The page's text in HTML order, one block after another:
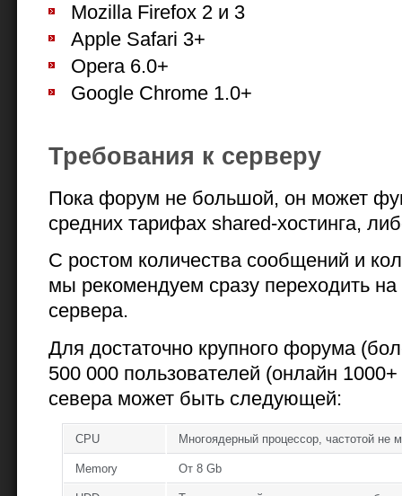
Mozilla Firefox 2 и 3
Apple Safari 3+
Opera 6.0+
Google Chrome 1.0+
Требования к серверу
Пока форум не большой, он может
средних тарифах shared-хостинга,
С ростом количества сообщений и
мы рекомендуем сразу переходить
сервера.
Для достаточно крупного форума
500 000 пользователей (онлайн
севера может быть следующей:
CPU Многоядерный процессор, частотой не
Memory От 8 Gb